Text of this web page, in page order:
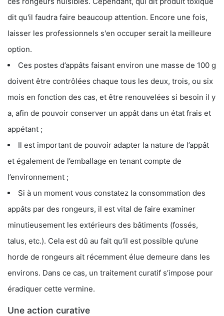
dit qu'il faudra faire beaucoup attention. Encore une fois,
laisser les professionnels s'en occuper serait la meilleure
option.
Ces postes d’appâts faisant environ une masse de 100 g
doivent être contrôlées chaque tous les deux, trois, ou six
mois en fonction des cas, et être renouvelées si besoin il y
a, afin de pouvoir conserver un appât dans un état frais et
appétant ;
Il est important de pouvoir adapter la nature de l’appât
et également de l’emballage en tenant compte de
l’environnement ;
Si à un moment vous constatez la consommation des
appâts par des rongeurs, il est vital de faire examiner
minutieusement les extérieurs des bâtiments (fossés,
talus, etc.). Cela est dû au fait qu’il est possible qu’une
horde de rongeurs ait récemment élue demeure dans les
environs. Dans ce cas, un traitement curatif s’impose pour
éradiquer cette vermine.
Une action curative